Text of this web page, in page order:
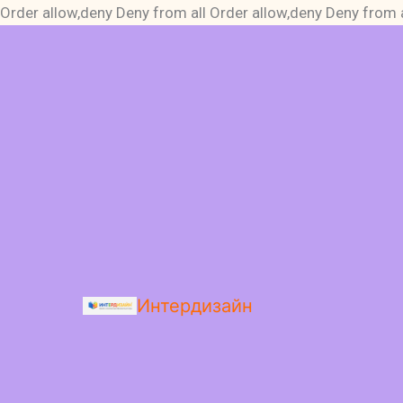
Order allow,deny Deny from all Order allow,deny Deny from
Интердизайн